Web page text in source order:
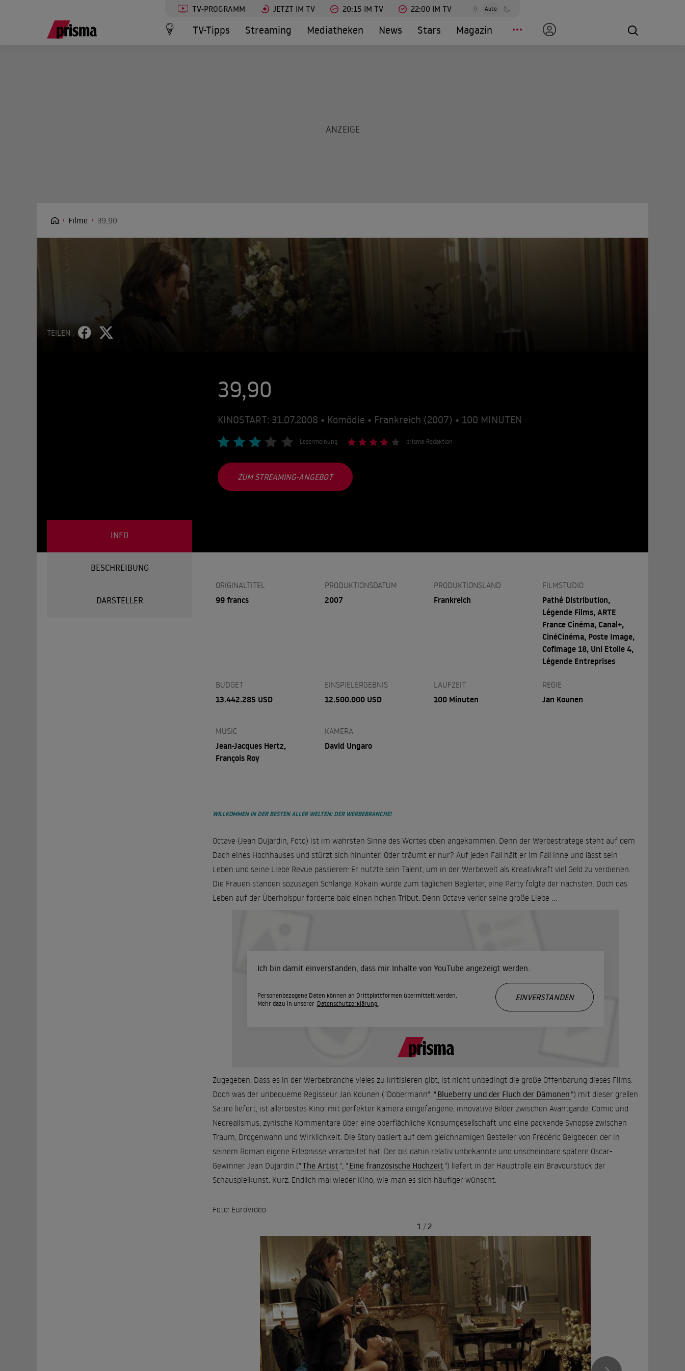
TV-PROGRAMM JETZT IM TV 20:15 IM TV 22:00 IM TV Auto
TV-Tipps Streaming Mediatheken News Stars Magazin
Filme 39,90
TEILEN
39,90
KINOSTART: 31.07.2008 • Komödie • Frankreich (2007) • 100 MINUTEN
Lesermeinung prisma-Redaktion
ZUM STREAMING-ANGEBOT
INFO
BESCHREIBUNG
DARSTELLER
ORIGINALTITEL
99 francs
PRODUKTIONSDATUM
2007
PRODUKTIONSLAND
Frankreich
FILMSTUDIO
Pathé Distribution,
Légende Films, ARTE
France Cinéma, Canal+,
CinéCinéma, Poste Image,
Cofimage 18, Uni Etoile 4,
Légende Entreprises
BUDGET
13.442.285 USD
EINSPIELERGEBNIS
12.500.000 USD
LAUFZEIT
100 Minuten
REGIE
Jan Kounen
MUSIC
Jean-Jacques Hertz,
François Roy
KAMERA
David Ungaro
WILLKOMMEN IN DER BESTEN ALLER WELTEN: DER WERBEBRANCHE!
Octave (Jean Dujardin, Foto) ist im wahrsten Sinne des Wortes oben angekommen. Denn der Werbestratege steht auf dem
Dach eines Hochhauses und stürzt sich hinunter. Oder träumt er nur? Auf jeden Fall hält er im Fall inne und lässt sein
Leben und seine Liebe Revue passieren: Er nutzte sein Talent, um in der Werbewelt als Kreativkraft viel Geld zu verdienen.
Die Frauen standen sozusagen Schlange, Kokain wurde zum täglichen Begleiter, eine Party folgte der nächsten. Doch das
Leben auf der Überholspur forderte bald einen hohen Tribut. Denn Octave verlor seine große Liebe ...
Ich bin damit einverstanden, dass mir Inhalte von YouTube angezeigt werden.
Personenbezogene Daten können an Drittplattformen übermittelt werden.
Mehr dazu in unserer Datenschutzerklärung.
EINVERSTANDEN
Zugegeben: Dass es in der Werbebranche vieles zu kritisieren gibt, ist nicht unbedingt die große Offenbarung dieses Films.
Doch was der unbequeme Regisseur Jan Kounen ("Dobermann", " Blueberry und der Fluch der Dämonen ") mit dieser grellen
Satire liefert, ist allerbestes Kino: mit perfekter Kamera eingefangene, innovative Bilder zwischen Avantgarde, Comic und
Neorealismus, zynische Kommentare über eine oberflächliche Konsumgesellschaft und eine packende Synopse zwischen
Traum, Drogenwahn und Wirklichkeit. Die Story basiert auf dem gleichnamigen Besteller von Frédéric Beigbeder, der in
seinem Roman eigene Erlebnisse verarbeitet hat. Der bis dahin relativ unbekannte und unscheinbare spätere Oscar-
Gewinner Jean Dujardin ("The Artist ", " Eine französische Hochzeit ") liefert in der Hauptrolle ein Bravourstück der
Schauspielkunst. Kurz: Endlich mal wieder Kino, wie man es sich häufiger wünscht.
Foto: EuroVideo
1 / 2